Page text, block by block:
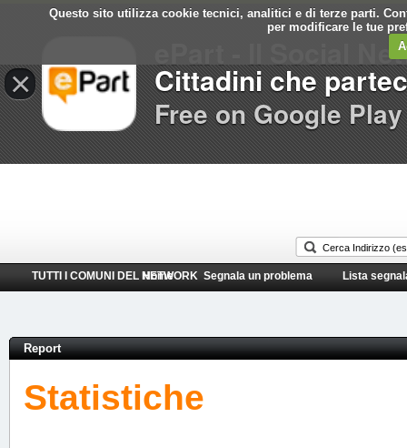
Questo sito utilizza cookie tecnici, analitici e di terze parti.
per modificare le tue
TUTTI I COMUNI DEL NETWORK
Home Segnala un problema Lista
Report
Statistiche
×
ePart - Il Social
Cittadini che
Free on Google Play